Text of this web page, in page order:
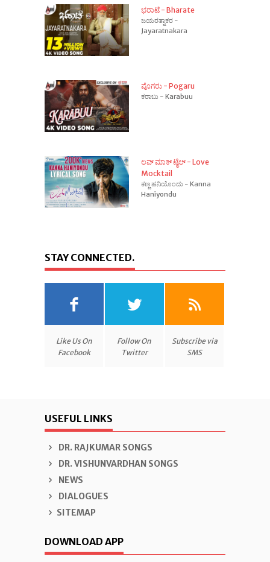
ಭರಾಟೆ - Bharate
ಜಯರತ್ನಾಕರ -
Jayaratnakara
ಪೊಗರು - Pogaru
ಕರಾಬು - Karabuu
ಲವ್ ಮಾಕ್ ಟೈಲ್ - Love
Mocktail
ಕಣ್ಣ ಹನಿಯೊಂದು - Kanna
Haniyondu
STAY CONNECTED.
Like Us On
Facebook
Follow On
Twitter
Subscribe via
SMS
USEFUL LINKS
DR. RAJKUMAR SONGS
DR. VISHUNVARDHAN SONGS
NEWS
DIALOGUES
SITEMAP
DOWNLOAD APP